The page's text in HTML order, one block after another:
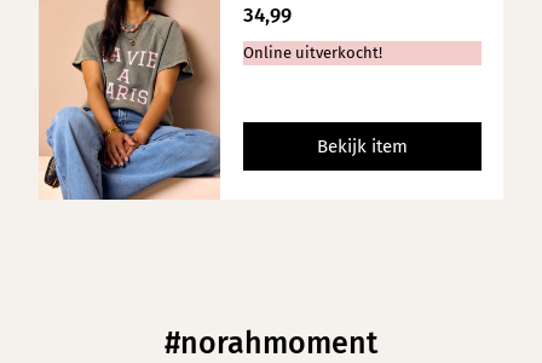
34,99
Online uitverkocht!
Bekijk item
#norahmoment